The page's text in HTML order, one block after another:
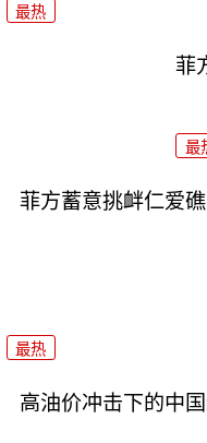
最热
菲
最
菲方蓄意挑衅仁爱
最热
高油价冲击下的中